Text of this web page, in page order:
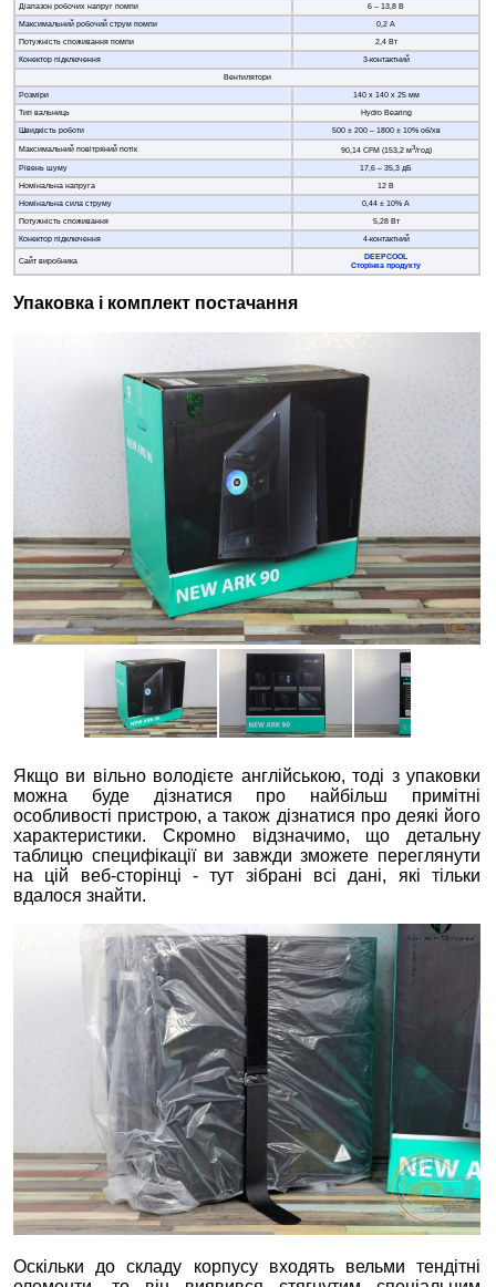
Діапазон робочих напруг помпи
6 – 13,8 В
Максимальний робочий струм помпи
0,2 А
Потужність споживання помпи
2,4 Вт
Конектор підключення
3-контактний
Вентилятори
Розміри
140 х 140 х 25 мм
Тип вальниць
Hydro Bearing
Швидкість роботи
500 ± 200 – 1800 ± 10% об/хв
Максимальний повітряний потік 90,14 CFM (153,2 м3/год)
Рівень шуму
17,6 – 35,3 дБ
Номінальна напруга
12 В
Номінальна сила струму
0,44 ± 10% А
Потужність споживання
5,28 Вт
Конектор підключення
4-контактний
Сайт виробника
DEEPCOOL
Сторінка продукту
Упаковка і комплект постачання
Якщо ви вільно володієте англійською, тоді з упаковки
можна буде дізнатися про найбільш примітні
особливості пристрою, а також дізнатися про деякі його
характеристики. Скромно відзначимо, що детальну
таблицю специфікації ви завжди зможете переглянути
на цій веб-сторінці - тут зібрані всі дані, які тільки
вдалося знайти.
Оскільки до складу корпусу входять вельми тендітні